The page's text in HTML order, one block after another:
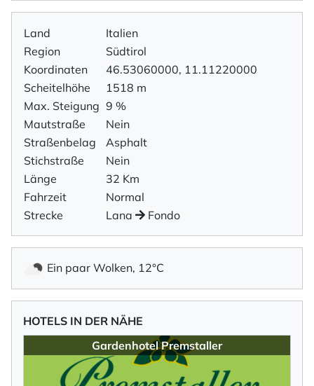
Land
Italien
Region
Südtirol
Koordinaten
46.53060000, 11.11220000
Scheitelhöhe
1518 m
Max. Steigung 9 %
Mautstraße
Nein
Straßenbelag
Asphalt
Stichstraße
Nein
Länge
32 Km
Fahrzeit
Normal
Strecke
Lana Fondo
Ein paar Wolken, 12°C
HOTELS IN DER NÄHE
Gardenhotel Premstaller